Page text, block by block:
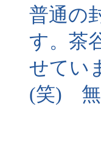
普通の
す。茶
せてい
(笑) 無